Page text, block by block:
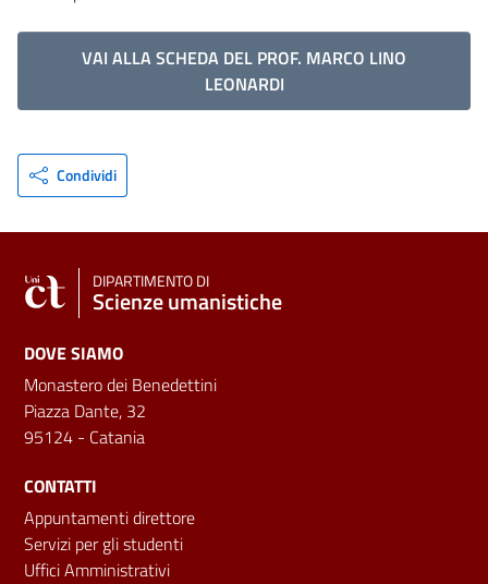
VAI ALLA SCHEDA DEL PROF. MARCO LINO
LEONARDI
Condividi
DIPARTIMENTO DI
Scienze umanistiche
DOVE SIAMO
Monastero dei Benedettini
Piazza Dante, 32
95124 - Catania
CONTATTI
Appuntamenti direttore
Servizi per gli studenti
Uffici Amministrativi